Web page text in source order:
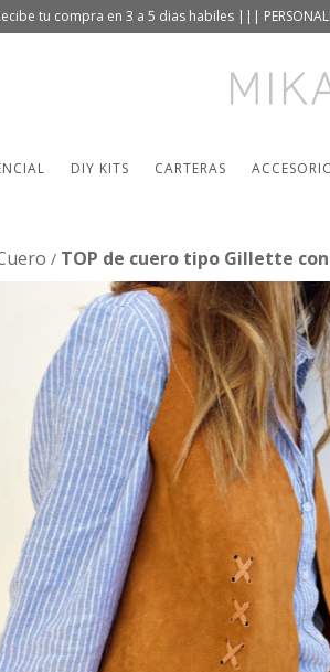
tu compra en 3 a 5 dias habiles |||
DIY KITS CARTERAS
/ TOP de cuero tipo Gillette